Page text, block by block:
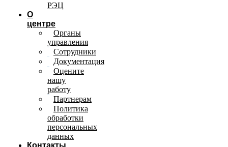
РЭЦ
О
центре
Органы
управления
Сотрудники
Документация
Оцените
нашу
работу
Партнерам
Политика
обработки
персональных
данных
Контакты